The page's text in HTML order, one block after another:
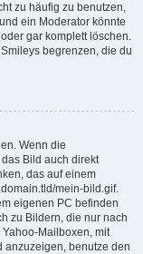
zu häufig zu benutzen,
ein Moderator könnte
gar komplett löschen.
begrenzen, die du
Wenn die
Bild auch direkt
das auf einem
mein-bild.gif.
eigenen PC befinden
zu Bildern, die nur nach
Mailboxen, mit
anzuzeigen, benutze den